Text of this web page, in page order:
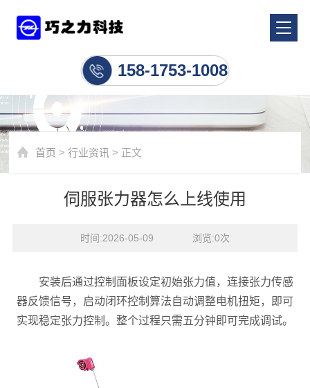
158-1753-1008
首页 >行业资讯 > 正文
伺服张力器怎么上线使用
时间:2026-05-09    浏览:0次
安装后通过控制面板设定初始张力值，连接张力传感
器反馈信号，启动闭环控制算法自动调整电机扭矩，即可
实现稳定张力控制。整个过程只需五分钟即可完成调试。